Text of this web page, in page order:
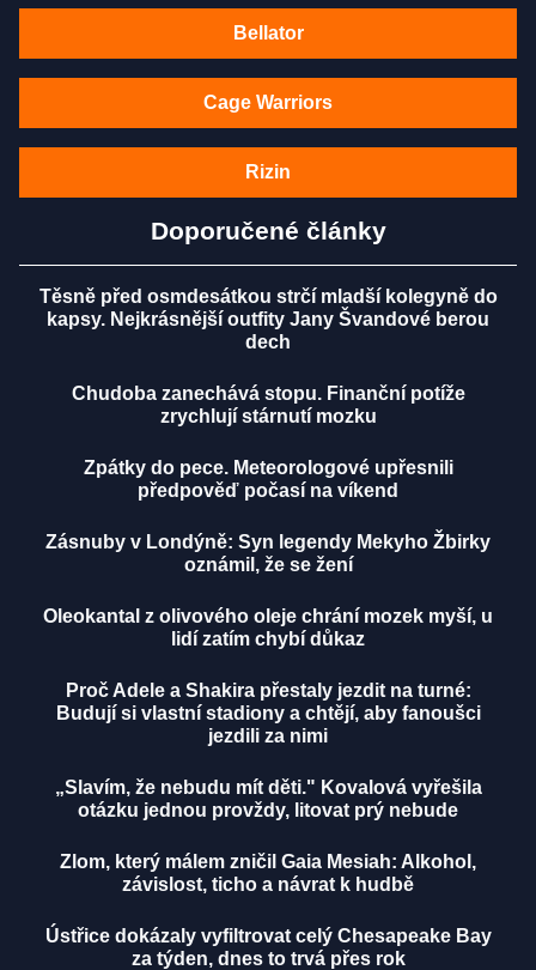
Bellator
Cage Warriors
Rizin
Doporučené články
Těsně před osmdesátkou strčí mladší kolegyně do
kapsy. Nejkrásnější outfity Jany Švandové berou
dech
Chudoba zanechává stopu. Finanční potíže
zrychlují stárnutí mozku
Zpátky do pece. Meteorologové upřesnili
předpověď počasí na víkend
Zásnuby v Londýně: Syn legendy Mekyho Žbirky
oznámil, že se žení
Oleokantal z olivového oleje chrání mozek myší, u
lidí zatím chybí důkaz
Proč Adele a Shakira přestaly jezdit na turné:
Budují si vlastní stadiony a chtějí, aby fanoušci
jezdili za nimi
„Slavím, že nebudu mít děti." Kovalová vyřešila
otázku jednou provždy, litovat prý nebude
Zlom, který málem zničil Gaia Mesiah: Alkohol,
závislost, ticho a návrat k hudbě
Ústřice dokázaly vyfiltrovat celý Chesapeake Bay
za týden, dnes to trvá přes rok